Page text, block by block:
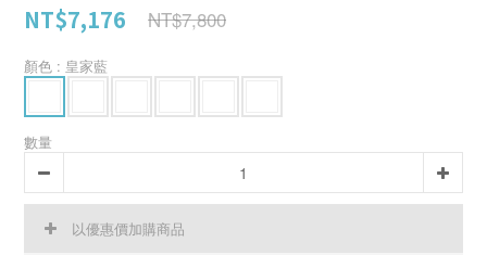
NT$7,176 NT$7,800
顏色 : 皇家藍
數量
以優惠價加購商品